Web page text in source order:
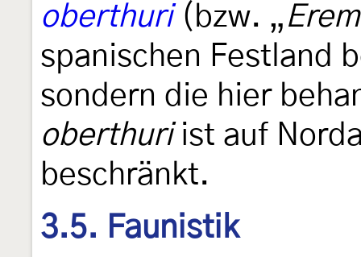
oberthuri(bzw. „
spanischen Festland
sondern die hier
oberthuriist auf
beschränkt.
3.5. Faunistik